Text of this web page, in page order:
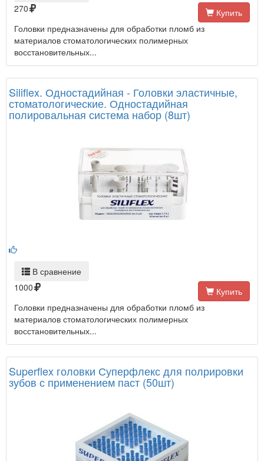
270
Купить
Головки предназначены для обработки пломб из
материалов стоматологических полимерных
восстановительных...
Siliflex. Одностадийная - Головки эластичные,
стоматологические. Одностадийная
полировальная система набор (8шт)
В сравнение
1000
Купить
Головки предназначены для обработки пломб из
материалов стоматологических полимерных
восстановительных...
Superflex головки Суперфлекс для полрировки
зубов с применением паст (50шт)